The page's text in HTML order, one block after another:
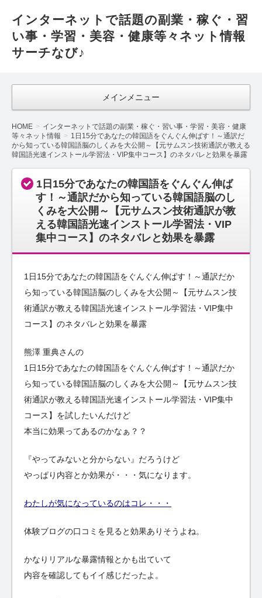
インターネットで話題の副業・稼ぐ・習
い事・学習・美容・健康等々ネット情報
サーチなび♪
メインメニュー
HOME
インターネットで話題の副業・稼ぐ・習い事・学習・美容・健康
等々ネット情報
1日15分であなたの韓国語をぐんぐん伸ばす！～通訳だ
から知っている韓国語脳のしくみを大公開～【元サムスン技術通訳が教える
韓国語光速インストール学習法・VIP集中コース】のネタバレと効果を暴露
1日15分であなたの韓国語をぐんぐん伸ば
す！～通訳だから知っている韓国語脳のし
くみを大公開～【元サムスン技術通訳が教
える韓国語光速インストール学習法・VIP
集中コース】のネタバレと効果を暴露
1日15分であなたの韓国語をぐんぐん伸ばす！～通訳だか
ら知っている韓国語脳のしくみを大公開～【元サムスン技
術通訳が教える韓国語光速インストール学習法・VIP集中
コース】のネタバレと効果を暴露
熊澤 重典さんの
1日15分であなたの韓国語をぐんぐん伸ばす！～通訳だか
ら知っている韓国語脳のしくみを大公開～【元サムスン技
術通訳が教える韓国語光速インストール学習法・VIP集中
コース】を試したいんだけど
本当に効果ってあるのかなぁ？？
『やってみないと分からない』だろうけど
やっぱり内容とか効果が・・・気になります。
わたしが気になっているのはコレ・・・
体験ブログの口コミを見ると効果ありそうよね。
かなりリアルな暴露情報とかも出ていて
内容を確認してもイイ感じだったよ。